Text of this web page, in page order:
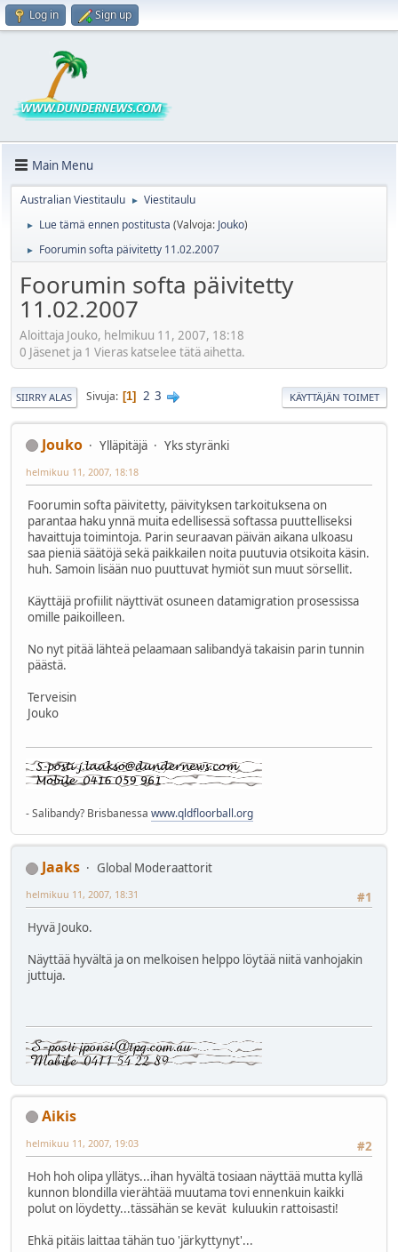
Log in Sign up
Main Menu
Australian Viestitaulu ► Viestitaulu
► Lue tämä ennen postitusta (Valvoja: Jouko)
► Foorumin softa päivitetty 11.02.2007
Foorumin softa päivitetty
11.02.2007
Aloittaja Jouko, helmikuu 11, 2007, 18:18
0 Jäsenet ja 1 Vieras katselee tätä aihetta.
SIIRRY ALAS Sivuja 1 2 3 KÄYTTÄJÄN TOIMET
Jouko Ylläpitäjä Yks styränki
helmikuu 11, 2007, 18:18
Foorumin softa päivitetty, päivityksen tarkoituksena on
parantaa haku ynnä muita edellisessä softassa puuttelliseksi
havaittuja toimintoja. Parin seuraavan päivän aikana ulkoasu
saa pieniä säätöjä sekä paikkailen noita puutuvia otsikoita käsin.
huh. Samoin lisään nuo puuttuvat hymiöt sun muut sörsellit.
Käyttäjä profiilit näyttivät osuneen datamigration prosessissa
omille paikoilleen.
No nyt pitää lähteä pelaamaan salibandyä takaisin parin tunnin
päästä.
Terveisin
Jouko
- Salibandy? Brisbanessa www.qldfloorball.org
Jaaks
Global Moderaattorit
#1
helmikuu 11, 2007, 18:31
Hyvä Jouko.
Näyttää hyvältä ja on melkoisen helppo löytää niitä vanhojakin
juttuja.
Aikis
#2
helmikuu 11, 2007, 19:03
Hoh hoh olipa yllätys...ihan hyvältä tosiaan näyttää mutta kyllä
kunnon blondilla vierähtää muutama tovi ennenkuin kaikki
polut on löydetty...tässähän se kevät kuluukin rattoisasti!
Ehkä pitäis laittaa tähän tuo 'järkyttynyt'...